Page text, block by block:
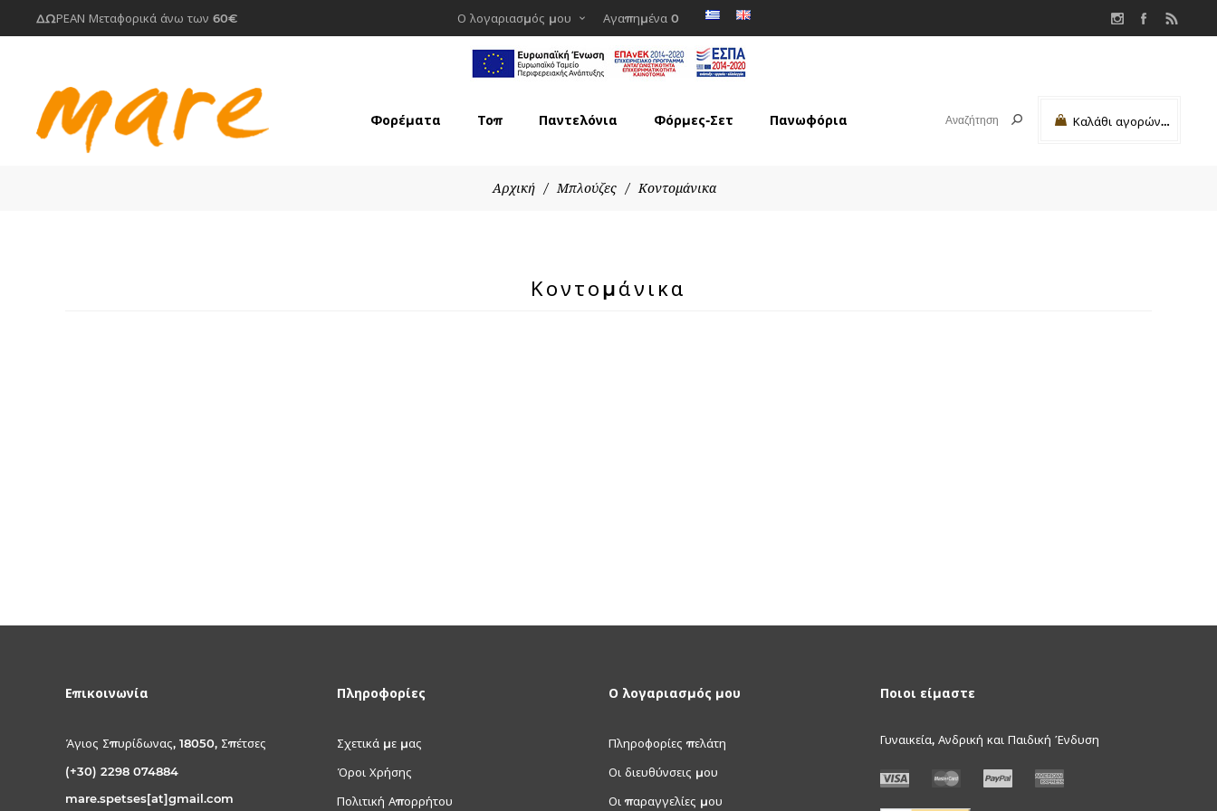
ΔΩΡΕΑΝ Μεταφορικά άνω των 60€ Ο λογαριασμός μου Αγαπημένα 0
Καλάθι αγορών 0
Φορέματα Τοπ Παντελόνια Φόρμες-Σετ Πανωφόρια
Αρχική / Μπλούζες / Κοντομάνικα
Κοντομάνικα
Επικοινωνία
Άγιος Σπυρίδωνας, 18050, Σπέτσες
(+30) 2298 074884
mare.spetses[at]gmail.com
Πληροφορίες
Σχετικά με μας
Όροι Χρήσης
Πολιτική Απορρήτου
Ο λογαριασμός μου
Πληροφορίες πελάτη
Οι διευθύνσεις μου
Οι παραγγελίες μου
Ποιοι είμαστε
Γυναικεία, Ανδρική και Παιδική Ένδυση